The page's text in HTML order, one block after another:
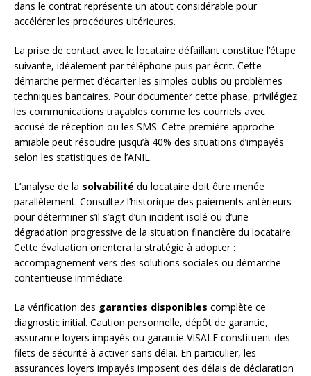
dans le contrat représente un atout considérable pour
accélérer les procédures ultérieures.
La prise de contact avec le locataire défaillant constitue l’étape
suivante, idéalement par téléphone puis par écrit. Cette
démarche permet d’écarter les simples oublis ou problèmes
techniques bancaires. Pour documenter cette phase, privilégiez
les communications traçables comme les courriels avec
accusé de réception ou les SMS. Cette première approche
amiable peut résoudre jusqu’à 40% des situations d’impayés
selon les statistiques de l’ANIL.
L’analyse de la solvabilité du locataire doit être menée
parallèlement. Consultez l’historique des paiements antérieurs
pour déterminer s’il s’agit d’un incident isolé ou d’une
dégradation progressive de la situation financière du locataire.
Cette évaluation orientera la stratégie à adopter :
accompagnement vers des solutions sociales ou démarche
contentieuse immédiate.
La vérification des garanties disponibles complète ce
diagnostic initial. Caution personnelle, dépôt de garantie,
assurance loyers impayés ou garantie VISALE constituent des
filets de sécurité à activer sans délai. En particulier, les
assurances loyers impayés imposent des délais de déclaration